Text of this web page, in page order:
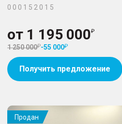
0 0 0 1 5 2 0 1 5
от 1 195 000
1 250 000 -55 000
Получить предложение
Продан